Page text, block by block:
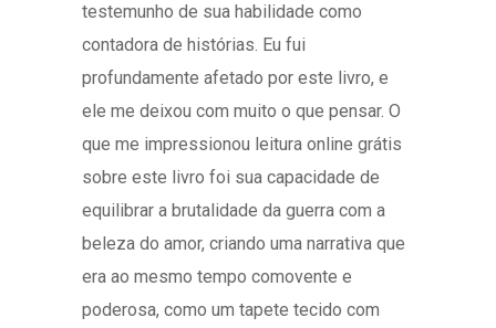
testemunho de sua habilidade como
contadora de histórias. Eu fui
profundamente afetado por este livro, e
ele me deixou com muito o que pensar. O
que me impressionou leitura online grátis
sobre este livro foi sua capacidade de
equilibrar a brutalidade da guerra com a
beleza do amor, criando uma narrativa que
era ao mesmo tempo comovente e
poderosa, como um tapete tecido com